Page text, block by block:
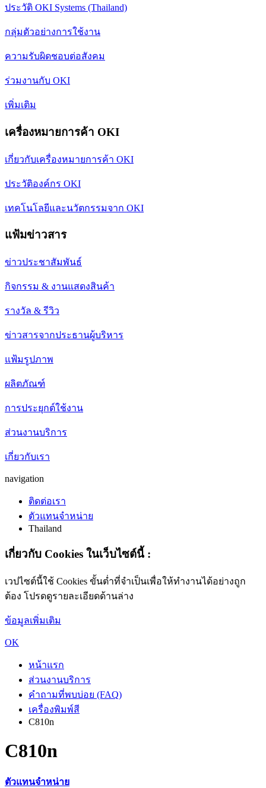
ประวัติ OKI Systems (Thailand)
กลุ่มตัวอย่างการใช้งาน
ความรับผิดชอบต่อสังคม
ร่วมงานกับ OKI
เพิ่มเติม
เครื่องหมายการค้า OKI
เกี่ยวกับเครื่องหมายการค้า OKI
ประวัติองค์กร OKI
เทคโนโลยีและนวัตกรรมจาก OKI
แฟ้มข่าวสาร
ข่าวประชาสัมพันธ์
กิจกรรม & งานแสดงสินค้า
รางวัล & รีวิว
ข่าวสารจากประธานผู้บริหาร
แฟ้มรูปภาพ
ผลิตภัณฑ์
การประยุกต์ใช้งาน
ส่วนงานบริการ
เกี่ยวกับเรา
navigation
ติดต่อเรา
ตัวแทนจำหน่าย
Thailand
เกี่ยวกับ Cookies ในเว็บไซต์นี้ :
เวปไซต์นี้ใช้ Cookies ขั้นต่ำที่จำเป็นเพื่อให้ทำงานได้อย่างถูก
ต้อง โปรดดูรายละเอียดด้านล่าง
ข้อมูลเพิ่มเติม
OK
หน้าแรก
ส่วนงานบริการ
คำถามที่พบบ่อย (FAQ)
เครื่องพิมพ์สี
C810n
C810n
ตัวแทนจำหน่าย